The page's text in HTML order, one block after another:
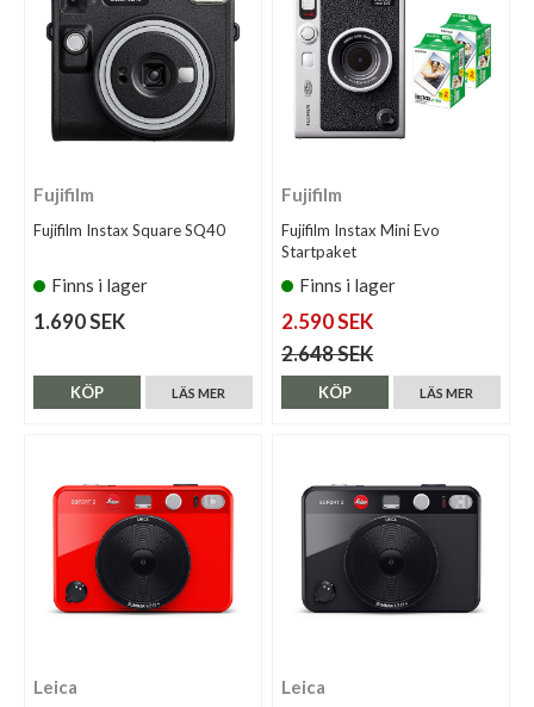
Fujifilm
Fujifilm Instax Square SQ40
Finns i lager
1.690 SEK
LÄS MER
KÖP
Fujifilm
Fujifilm Instax Mini Evo
Startpaket
Finns i lager
2.590 SEK
2.648 SEK
LÄS MER
KÖP
Leica Leica